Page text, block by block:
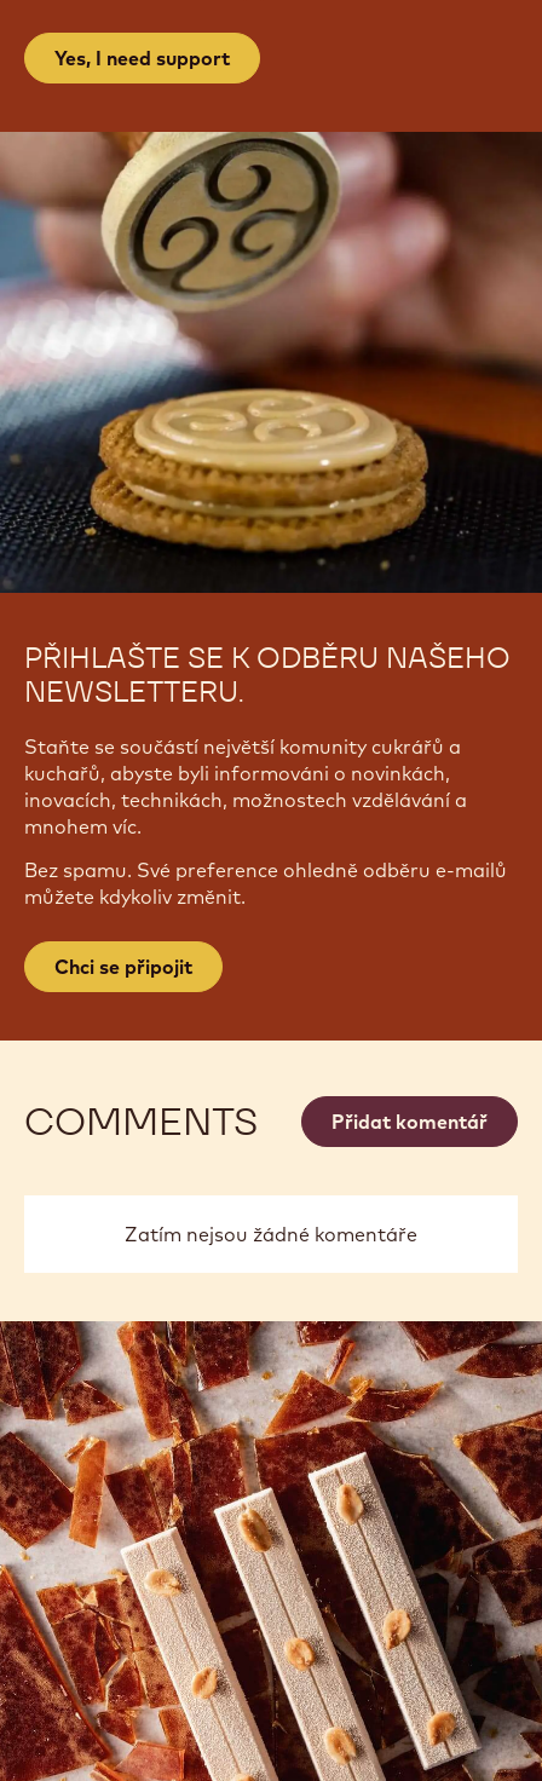
Yes, I need support
PŘIHLAŠTE SE K ODBĚRU NAŠEHO
NEWSLETTERU.
Staňte se součástí největší komunity cukrářů a
kuchařů, abyste byli informováni o novinkách,
inovacích, technikách, možnostech vzdělávání a
mnohem víc.
Bez spamu. Své preference ohledně odběru e-mailů
můžete kdykoliv změnit.
Chci se připojit
COMMENTS Přidat komentář
Zatím nejsou žádné komentáře